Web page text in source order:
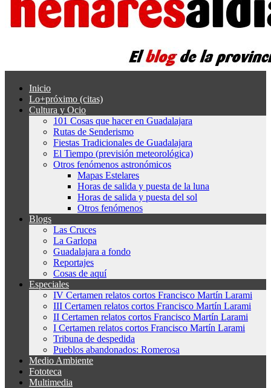
Inicio
Lo+próximo (citas)
Cultura y Ocio
101 Cosas que hacer en Guadalajara
Rutas de Senderismo
Fiestas Tradicionales de Guadalajara
El Tiempo (previsión meteorológica)
Otros fenómenos astronómicos
Mapas Estelares
Horas de salida y puesta de la luna
Horas de salida y puesta del sol
Otros fenómenos
Blogs
Las Cruces
La Garlopa
Guadalajara a fondo
Reportajes
Cosas de aquí
Especiales
IV Certamen relatos cortos Francisco Martín Larami
III Certamen relatos cortos Francisco Martín Larami
II Certamen relatos cortos Francisco Martín Larami
I Certamen relatos cortos Francisco Martín Larami
Tribuna de despedida
Pueblos abandonados: Romerosa
Medio Ambiente
Fototeca
Multimedia